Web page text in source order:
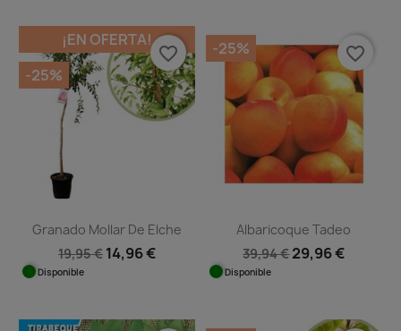
Granado Mollar De Elche
19,95 € 14,96 €
Disponible
¡EN OFERTA!
-25%
favorite_border
Albaricoque Tadeo
39,94 €29,96 €
Disponible
-25% favorite_border